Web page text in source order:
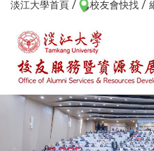
淡江大學首頁 / 校友會快找 /